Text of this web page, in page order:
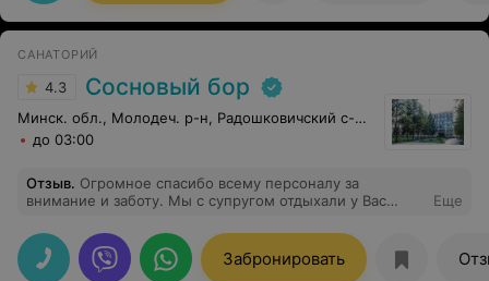
САНАТОРИЙ
4.3 Сосновый бор
Минск. обл., Молодеч. р-н, Радошковичский c-с, 1
до 03:00
Отзыв. Огромное спасибо всему персоналу за
внимание и заботу. Мы с супругом отдыхали у Вас
рекомендовать нашим знакомым. Все просто
замечательно.
Еще
Забронировать